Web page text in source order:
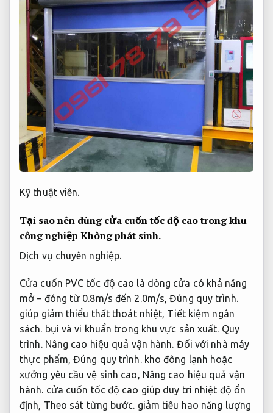
Kỹ thuật viên.
Tại sao nên dùng cửa cuốn tốc độ cao trong khu
công nghiệp Không phát sinh.
Dịch vụ chuyên nghiệp.
Cửa cuốn PVC tốc độ cao là dòng cửa có khả năng
mở – đóng từ 0.8m/s đến 2.0m/s,Đúng quy trình.
giúp giảm thiểu thất thoát nhiệt, Tiết kiệm ngân
sách. bụi và vi khuẩn trong khu vực sản xuất. Quy
trình. Nâng cao hiệu quả vận hành. Đối với nhà máy
thực phẩm,Đúng quy trình.kho đông lạnh hoặc
xưởng yêu cầu vệ sinh cao, Nâng cao hiệu quả vận
hành. cửa cuốn tốc độ cao giúp duy trì nhiệt độ ổn
định, Theo sát từng bước. giảm tiêu hao năng lượng